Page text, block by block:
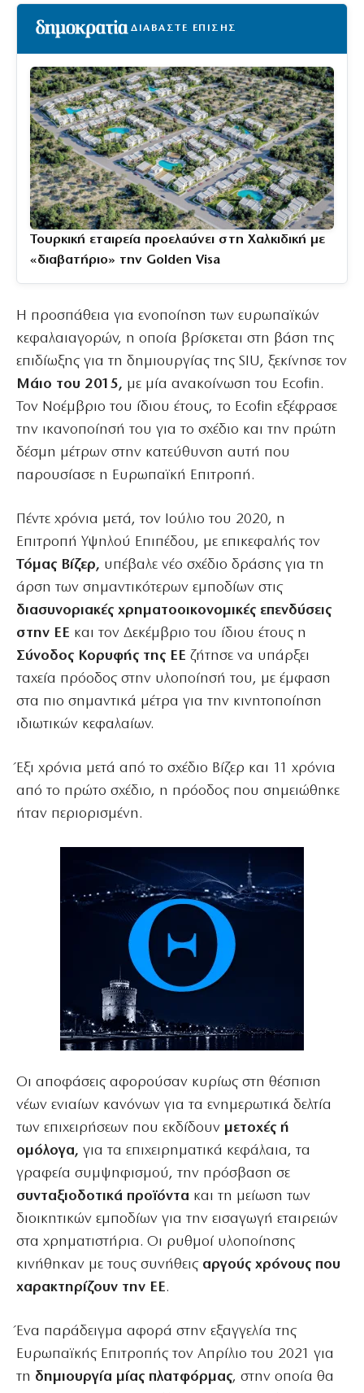
ΔΙΑΒΑΣΤΕ ΕΠΙΣΗΣ
Τουρκική εταιρεία προελαύνει στη Χαλκιδική με
«διαβατήριο» την Golden Visa
Η προσπάθεια για ενοποίηση των ευρωπαϊκών
κεφαλαιαγορών, η οποία βρίσκεται στη βάση της
επιδίωξης για τη δημιουργίας της SIU, ξεκίνησε τον
Μάιο του 2015, με μία ανακοίνωση του Ecofin.
Τον Νοέμβριο του ίδιου έτους, το Ecofin εξέφρασε
την ικανοποίησή του για το σχέδιο και την πρώτη
δέσμη μέτρων στην κατεύθυνση αυτή που
παρουσίασε η Ευρωπαϊκή Επιτροπή.
Πέντε χρόνια μετά, τον Ιούλιο του 2020, η
Επιτροπή Υψηλού Επιπέδου, με επικεφαλής τον
Τόμας Βίζερ, υπέβαλε νέο σχέδιο δράσης για τη
άρση των σημαντικότερων εμποδίων στις
διασυνοριακές χρηματοοικονομικές επενδύσεις
στην ΕΕ και τον Δεκέμβριο του ίδιου έτους η
Σύνοδος Κορυφής της ΕΕ ζήτησε να υπάρξει
ταχεία πρόοδος στην υλοποίησή του, με έμφαση
στα πιο σημαντικά μέτρα για την κινητοποίηση
ιδιωτικών κεφαλαίων.
Έξι χρόνια μετά από το σχέδιο Βίζερ και 11 χρόνια
από το πρώτο σχέδιο, η πρόοδος που σημειώθηκε
ήταν περιορισμένη.
Οι αποφάσεις αφορούσαν κυρίως στη θέσπιση
νέων ενιαίων κανόνων για τα ενημερωτικά δελτία
των επιχειρήσεων που εκδίδουν μετοχές ή
ομόλογα, για τα επιχειρηματικά κεφάλαια, τα
γραφεία συμψηφισμού, την πρόσβαση σε
συνταξιοδοτικά προϊόντα και τη μείωση των
διοικητικών εμποδίων για την εισαγωγή εταιρειών
στα χρηματιστήρια. Οι ρυθμοί υλοποίησης
κινήθηκαν με τους συνήθεις αργούς χρόνους που
χαρακτηρίζουν την ΕΕ.
Ένα παράδειγμα αφορά στην εξαγγελία της
Ευρωπαϊκής Επιτροπής τον Απρίλιο του 2021 για
τη δημιουργία μίας πλατφόρμας, στην οποία θα